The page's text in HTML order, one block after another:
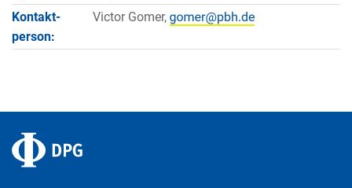
Kontakt­
person:
Victor Gomer,